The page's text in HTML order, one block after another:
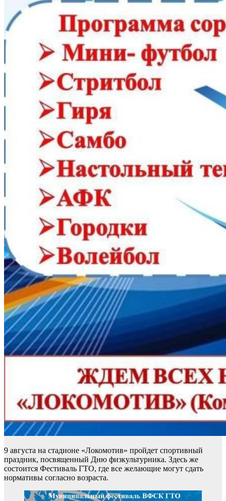
9 августа на стадионе «Локомотив» пройдет спортивный
праздник, посвященный Дню физкультурника. Здесь же
состоится Фестиваль ГТО, где все желающие могут сдать
нормативы согласно возраста.